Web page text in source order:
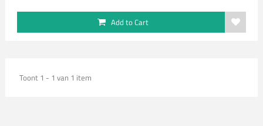
Add to Cart
Toont 1 - 1 van 1 item